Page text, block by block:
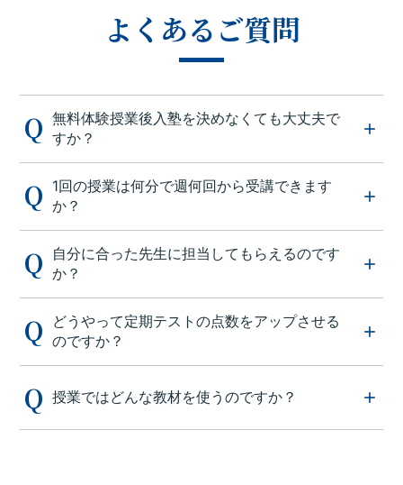
よくあるご質問
無料体験授業後入塾を決めなくても大丈夫で
すか？
1回の授業は何分で週何回から受講できます
か？
自分に合った先生に担当してもらえるのです
か？
どうやって定期テストの点数をアップさせる
のですか？
授業ではどんな教材を使うのですか？